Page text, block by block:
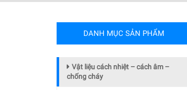
DANH MỤC SẢN PHẨM
Vật liệu cách nhiệt – cách âm –
chống cháy